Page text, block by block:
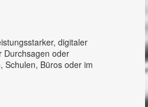
digitaler
Durchsagen oder
Schulen, Büros oder im